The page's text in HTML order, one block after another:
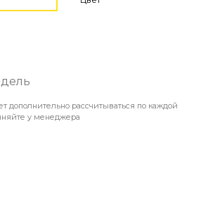
дополнительно рассчитываться по каждой
у менеджера